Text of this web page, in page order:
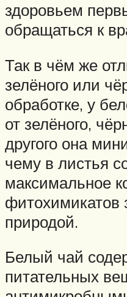
здоровьем
обращаться к
Так в чём же
зелёного или
обработке, у
от зелёного,
другого она
чему в листья
максимальное
фитохимикатов
природой.
Белый чай
питательных